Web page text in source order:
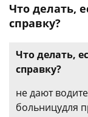
Что делать,
справку?
Что делать,
справку?
не дают
больницудля